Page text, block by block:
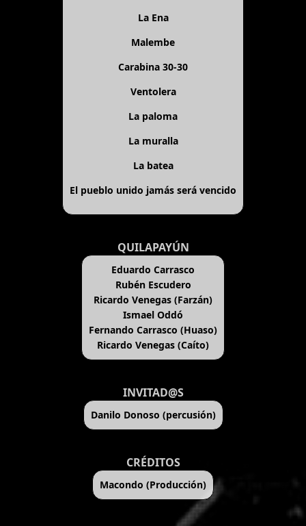
La Ena
Malembe
Carabina 30-30
Ventolera
La paloma
La muralla
La batea
El pueblo unido jamás será vencido
QUILAPAYÚN
Eduardo Carrasco
Rubén Escudero
Ricardo Venegas (Farzán)
Ismael Oddó
Fernando Carrasco (Huaso)
Ricardo Venegas (Caíto)
INVITAD@S
Danilo Donoso (percusión)
CRÉDITOS
Macondo (Producción)